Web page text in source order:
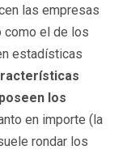
las empresas
como el de los
estadísticas
los
en importe (la
rondar los